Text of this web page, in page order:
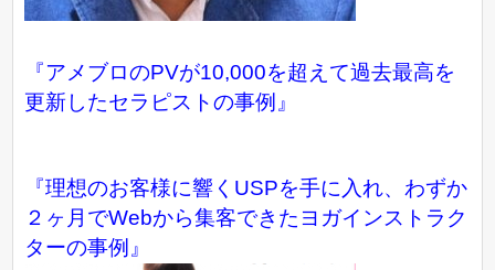
『アメブロのPVが10,000を超えて過去最高を
更新したセラピストの事例』
『理想のお客様に響くUSPを手に入れ、わずか
２ヶ月でWebから集客できたヨガインストラク
ターの事例』